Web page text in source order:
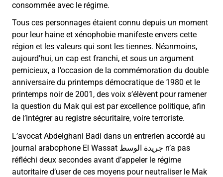
consommée avec le régime.
Tous ces personnages étaient connu depuis un moment
pour leur haine et xénophobie manifeste envers cette
région et les valeurs qui sont les tiennes. Néanmoins,
aujourd’hui, un cap est franchi, et sous un argument
pernicieux, a l’occasion de la commémoration du double
anniversaire du printemps démocratique de 1980 et le
printemps noir de 2001, des voix s’élèvent pour ramener
la question du Mak qui est par excellence politique, afin
de l’intégrer au registre sécuritaire, voire terroriste.
L’avocat Abdelghani Badi dans un entrerien accordé au
journal arabophone El Wassat جريدة الوسط n’a pas
réfléchi deux secondes avant d’appeler le régime
autoritaire d’user de ces moyens pour neutraliser le Mak